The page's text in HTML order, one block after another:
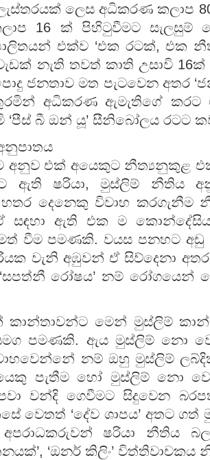
ලෙස අධිකරණ කලාප
16 ක් පිහිටුවීමට
එක්ව ‘එක රටක්, එක
නැති තවත් කාති උසාවි
ජනතාව මත පැටවෙන අතර
අධිකරණ ඇමැතිගේ කරට
‘පීස් බී ඔන් යූ’ සීනිබෝලය රටට
අනුව එක් අයෙකුට නීත්‍යනුකුළ
ඇති ෂරියා, මුස්ලිම් නීතිය
දෙනෙකු විවාහ කරගැනීම
ඇති එක ම කොන්දේසිය
වීම පමණකි. වයස පනහට අඩු
වැනි අඹුවන් ඒ සිව්දෙනා
රෝෂය’ නම් රෝගයෙන්
කාන්තාවන්ට මෙන් මුස්ලිම්
පමණකි. ඇය මුස්ලිම් නො
නම් ඔහු මුස්ලිම්
පැතීම හෝ මුස්ලිම් නො
වන්දි ගෙවීමට සිදුවෙන
වෙතත් ‘දේව ශාපය’ අතට
ෂරියා නීතිය
‘ඔනර් කිලිං’ විත්තිවාචකය